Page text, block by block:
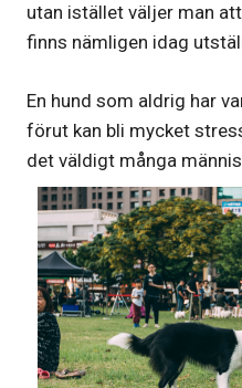
utan istället väljer man
finns nämligen idag
En hund som aldrig har
förut kan bli mycket
det väldigt många